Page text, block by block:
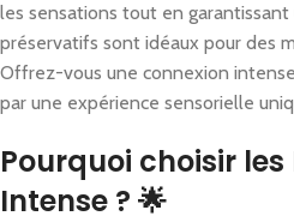
les sensations tout en
préservatifs sont idéaux pour des
Offrez-vous une connexion
par une expérience sensorielle
Pourquoi choisir
Intense ? 🌟